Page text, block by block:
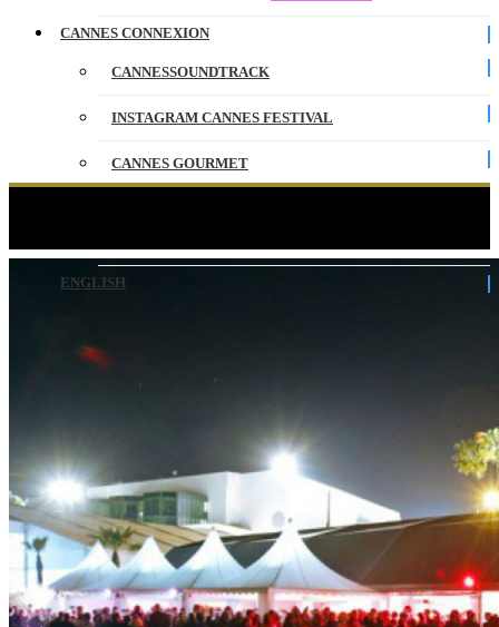
CANNES CONNEXION
CANNESSOUNDTRACK
INSTAGRAM CANNES FESTIVAL
CANNES GOURMET
ENGLISH